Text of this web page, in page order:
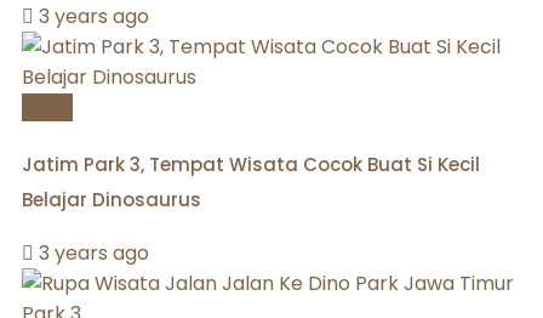
3 years ago
Jatim Park 3, Tempat Wisata Cocok Buat Si Kecil
Belajar Dinosaurus
3 years ago